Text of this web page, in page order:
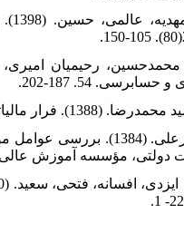
8.
54. 187-202.
11. شاهسون، یاورعلی.
دولتی، مؤسسه آموزش